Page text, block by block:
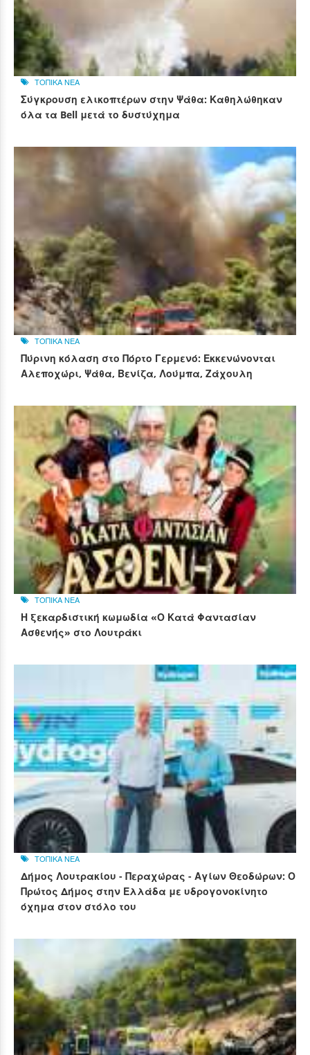
ΤΟΠΙΚΑ ΝΕΑ
Σύγκρουση ελικοπτέρων στην Ψάθα: Καθηλώθηκαν
όλα τα Bell μετά το δυστύχημα
ΤΟΠΙΚΑ ΝΕΑ
Πύρινη κόλαση στο Πόρτο Γερμενό: Εκκενώνονται
Αλεποχώρι, Ψάθα, Βενίζα, Λούμπα, Ζάχουλη
ΤΟΠΙΚΑ ΝΕΑ
Η ξεκαρδιστική κωμωδία «Ο Κατά Φαντασίαν
Ασθενής» στο Λουτράκι
ΤΟΠΙΚΑ ΝΕΑ
Δήμος Λουτρακίου - Περαχώρας - Αγίων Θεοδώρων: Ο
Πρώτος Δήμος στην Ελλάδα με υδρογονοκίνητο
όχημα στον στόλο του